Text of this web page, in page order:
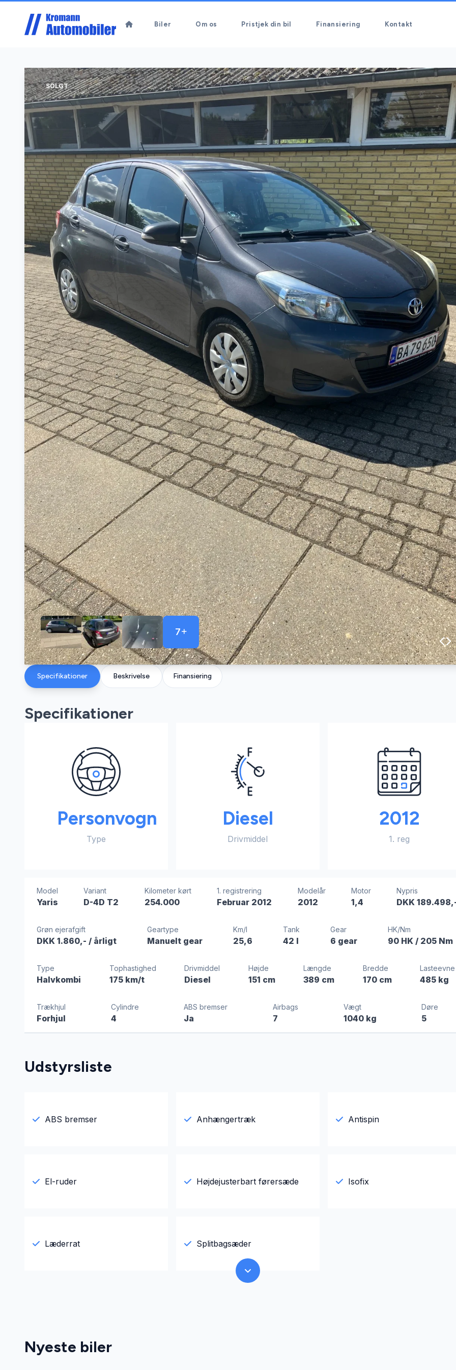
Biler Om os Pristjek din bil Finansiering Kontakt
SOLGT
7
Specifikationer Beskrivelse Finansiering
Specifikationer
Personvogn
Type
Diesel
Drivmiddel
2012
1. reg
Model
Yaris
Variant
D-4D T2
Kilometer kørt
254.000
1. registrering
Februar 2012
Modelår
2012
Motor
1,4
Nypris
DKK
Grøn ejerafgift
DKK 1.860,- / årligt
Geartype
Manuelt gear
Km/l
25,6
Tank
42 l
Gear
6 gear
HK/Nm
90 HK / 205 Nm
Type
Halvkombi
Tophastighed
175 km/t
Drivmiddel
Diesel
Højde
151 cm
Længde
389 cm
Bredde
170 cm
Lasteevne
485 kg
Trækhjul
Forhjul
Cylindre
4
ABS bremser
Ja
Airbags
7
Vægt
1040 kg
Døre
5
Udstyrsliste
ABS bremser Anhængertræk Antispin
El-ruder Højdejusterbart førersæde Isofix
Læderrat Splitbagsæder
Nyeste biler